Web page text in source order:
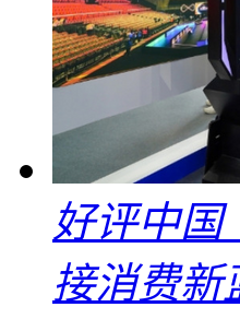
好评中国
接消费新